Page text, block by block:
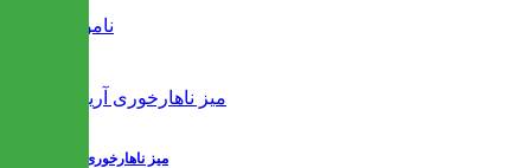
ناموجود
میز ناهارخوری آریانا